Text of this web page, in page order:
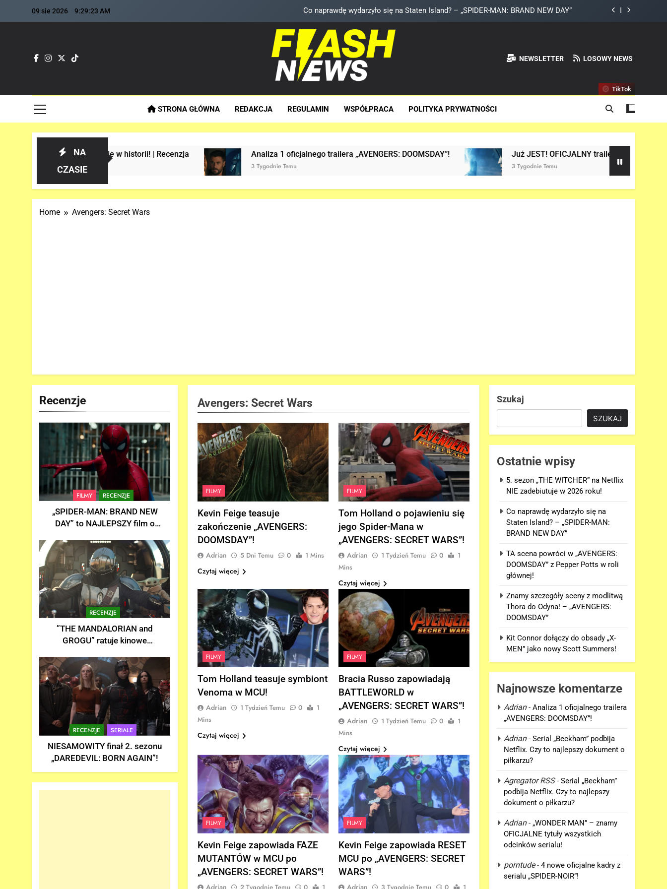
09 sie 2026 9:29:24 AM Co naprawdę wydarzyło się na Staten Island? – „SPIDER-MAN: BRAND NEW DAY”
TA scena powróci w „AVENGERS: DOOMSDAY” z Pepper Potts w roli głównej!
Znamy szczegóły sceny z modlitwą Thora do Odyna! – „AVENGERS: DOOMSDAY”
5. sezon „THE WITCHER” na Netflix NIE zadebiutuje w 2026 roku!
Co naprawdę wydarzyło się na Staten Island? – „SPIDER-MAN: BRAND NEW DAY”
Flash News
Najszybsza Dawka Newsów W Sieci
NEWSLETTER LOSOWY NEWS
STRONA GŁÓWNA REDAKCJA REGULAMIN WSPÓŁPRACA POLITYKA PRYWATNOŚCI
TikTok
NA
CZASIE
o Spider-Manie w historii! | Recenzja Analiza 1 oficjalnego trailera „AVENGERS: DOOMSDAY”!
3 Tygodnie Temu
Już JEST! OFICJALNY trailer filmu „AVENGERS:
3 Tygodnie Temu
Home Avengers: Secret Wars
Recenzje
FILMY RECENZJE
„SPIDER-MAN: BRAND NEW
DAY” to NAJLEPSZY film o
Recenzja
RECENZJE
”THE MANDALORIAN and
GROGU” ratuje kinowe
Recenzja
RECENZJE SERIALE
NIESAMOWITY finał 2. sezonu
„DAREDEVIL: BORN AGAIN”!
Avengers: Secret Wars
FILMY
Kevin Feige teasuje
zakończenie „AVENGERS:
DOOMSDAY”!
Adrian 5 Dni Temu 0 1 Mins
Czytaj więcej
FILMY
Tom Holland o pojawieniu się
jego Spider-Mana w
„AVENGERS: SECRET WARS”!
Adrian 1 Tydzień Temu 0
1
Mins
Czytaj więcej
FILMY
Tom Holland teasuje symbiont
Venoma w MCU!
Adrian 1 Tydzień Temu 0
1
Mins
Czytaj więcej
FILMY
Bracia Russo zapowiadają
BATTLEWORLD w
„AVENGERS: SECRET WARS”!
Adrian 1 Tydzień Temu 0
1
Mins
Czytaj więcej
FILMY
Kevin Feige zapowiada FAZE
MUTANTÓW w MCU po
„AVENGERS: SECRET WARS”!
Adrian
FILMY
Kevin Feige zapowiada RESET
MCU po „AVENGERS: SECRET
WARS”!
Adrian
Szukaj
SZUKAJ
Ostatnie wpisy
5. sezon „THE WITCHER” na Netflix
NIE zadebiutuje w 2026 roku!
Co naprawdę wydarzyło się na
Staten Island? – „SPIDER-MAN:
BRAND NEW DAY”
TA scena powróci w „AVENGERS:
DOOMSDAY” z Pepper Potts w roli
głównej!
Znamy szczegóły sceny z modlitwą
Thora do Odyna! – „AVENGERS:
DOOMSDAY”
Kit Connor dołączy do obsady „X-
MEN” jako nowy Scott Summers!
Najnowsze komentarze
Adrian-Analiza 1 oficjalnego trailera
„AVENGERS: DOOMSDAY”!
Adrian-Serial „Beckham” podbija
Netflix. Czy to najlepszy dokument o
piłkarzu?
Agregator RSS-Serial „Beckham”
podbija Netflix. Czy to najlepszy
dokument o piłkarzu?
Adrian- „WONDER MAN” – znamy
OFICJALNE tytuły wszystkich
odcinków serialu!
porntude-4 nowe oficjalne kadry z
serialu „SPIDER-NOIR”!